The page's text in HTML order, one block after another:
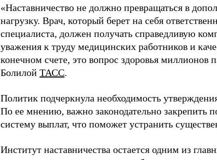
«Наставничество не должно превращаться в
нагрузку. Врач, который берет на себя
специалиста, должен получать справедливую
уважения к труду медицинских работников и
конечном счете, это вопрос здоровья миллионов
Болилой ТАСС.
Политик подчеркнула необходимость
По ее мнению, важно законодательно закрепить
систему выплат, что поможет устранить
Институт наставничества остается одним из